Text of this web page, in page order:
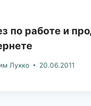
по работе и
Лукко 20.06.2011